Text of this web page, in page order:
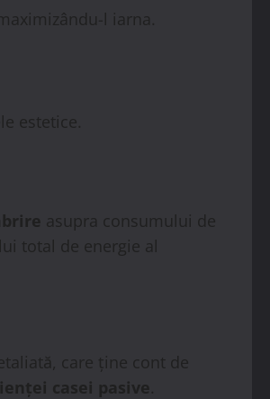
l iarna.
estetice.
asupra consumului de
total de energie al
care ține cont de
casei pasive.